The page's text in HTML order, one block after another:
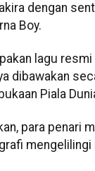
dengan
Boy.
lagu resmi
dibawakan
Piala
para penari